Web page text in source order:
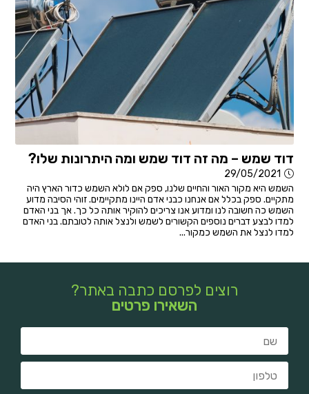
דוד שמש – מה זה דוד שמש ומה היתרונות שלו?
29/05/2021
השמש היא מקור האור והחיים שלנו, ספק אם לולא השמש כדור הארץ היה
מתקיים. ספק בכלל אם אנחנו כבני אדם היינו מתקיימים. זוהי הסיבה מדוע
השמש כה חשובה לנו ומדוע אנו צריכים להוקיר אותה כל כך. אך בני האדם
למדו לבצע דברים נוספים הקשורים לשמש ולנצל אותה לטובתם. בני האדם
למדו לנצל את השמש כמקור...
רוצים לפרסם כתבה באתר?
השאירו פרטים